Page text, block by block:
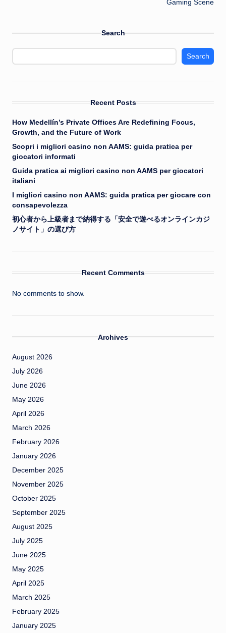
Gaming Scene
Search
Search
Recent Posts
How Medellín’s Private Offices Are Redefining Focus,
Growth, and the Future of Work
Scopri i migliori casino non AAMS: guida pratica per
giocatori informati
Guida pratica ai migliori casino non AAMS per giocatori
italiani
I migliori casino non AAMS: guida pratica per giocare con
consapevolezza
初心者から上級者まで納得する「安全で遊べるオンラインカジ
ノサイト」の選び方
Recent Comments
No comments to show.
Archives
August 2026
July 2026
June 2026
May 2026
April 2026
March 2026
February 2026
January 2026
December 2025
November 2025
October 2025
September 2025
August 2025
July 2025
June 2025
May 2025
April 2025
March 2025
February 2025
January 2025